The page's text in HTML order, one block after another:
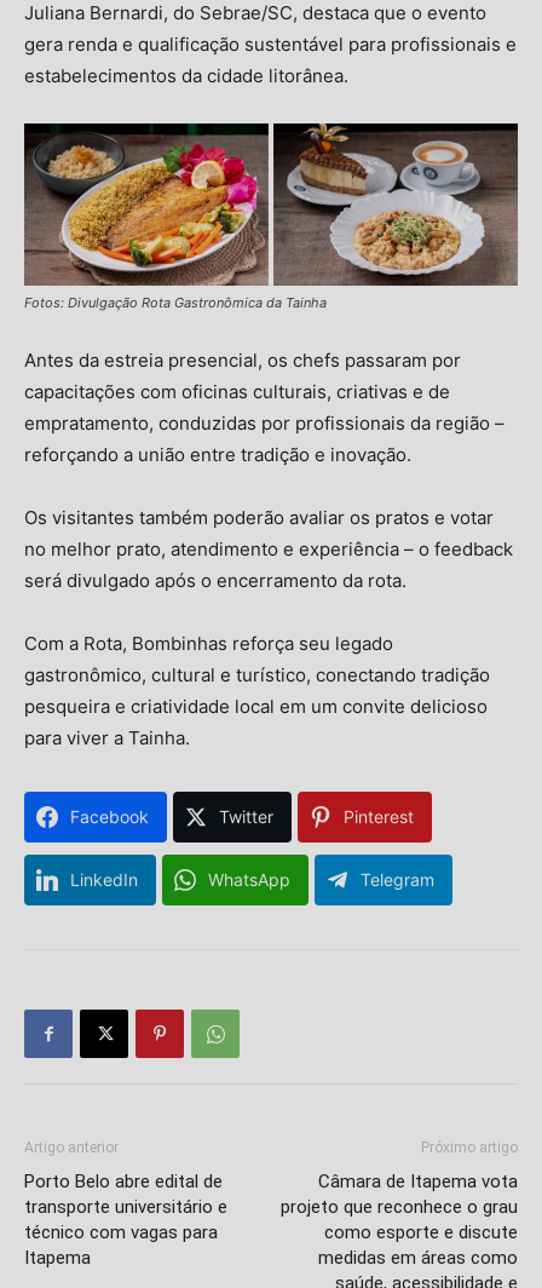
Juliana Bernardi, do Sebrae/SC, destaca que o evento
gera renda e qualificação sustentável para profissionais e
estabelecimentos da cidade litorânea.
Fotos: Divulgação Rota Gastronômica da Tainha
Antes da estreia presencial, os chefs passaram por
capacitações com oficinas culturais, criativas e de
empratamento, conduzidas por profissionais da região –
reforçando a união entre tradição e inovação.
Os visitantes também poderão avaliar os pratos e votar
no melhor prato, atendimento e experiência – o feedback
será divulgado após o encerramento da rota.
Com a Rota, Bombinhas reforça seu legado
gastronômico, cultural e turístico, conectando tradição
pesqueira e criatividade local em um convite delicioso
para viver a Tainha.
Facebook Twitter Pinterest
LinkedIn WhatsApp Telegram
Artigo anterior
Porto Belo abre edital de
transporte universitário e
técnico com vagas para
Itapema
Próximo artigo
Câmara de Itapema vota
projeto que reconhece o grau
como esporte e discute
medidas em áreas como
saúde, acessibilidade e